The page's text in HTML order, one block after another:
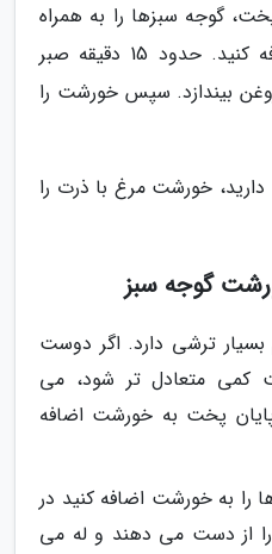
گوجه سبزها را به همراه
شکر به قابلمه خورشت اضافه کنید. حدود 15 دقیقه صبر
بیندازد. سپس خورشت را
خورشت مرغ با ذرت را
گوجه سبز
ترشی دارد. اگر دوست
کمی متعادل تر شود، می
پخت به خورشت اضافه
را به خورشت اضافه کنید در
از دست می دهند و له می